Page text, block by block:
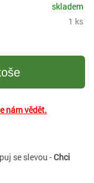
skladem
1 ks
nám vědět.
se slevou -Chci